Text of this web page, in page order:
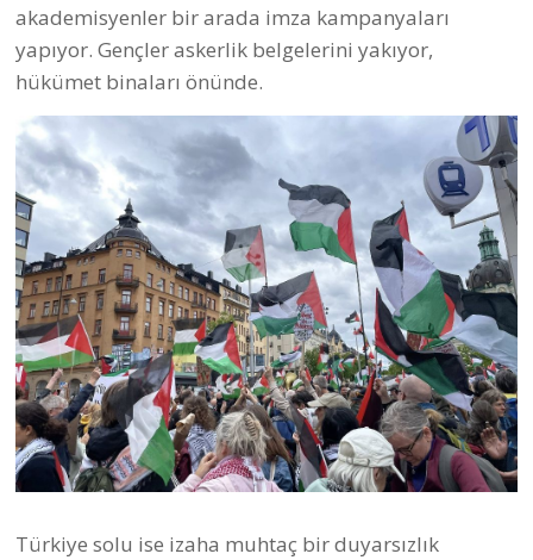
akademisyenler bir arada imza kampanyaları
yapıyor. Gençler askerlik belgelerini yakıyor,
hükümet binaları önünde.
Türkiye solu ise izaha muhtaç bir duyarsızlık